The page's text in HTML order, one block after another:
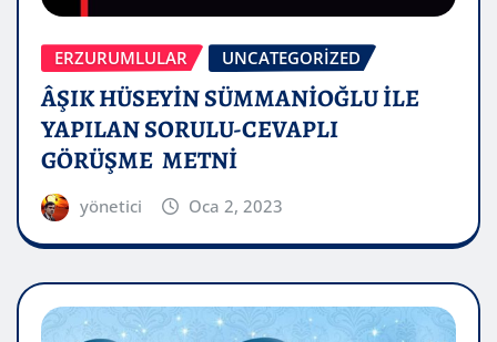
ERZURUMLULAR UNCATEGORIZED
ÂŞIK HÜSEYİN SÜMMANİOĞLU İLE
YAPILAN SORULU-CEVAPLI
GÖRÜŞME METNİ
yönetici Oca 2, 2023